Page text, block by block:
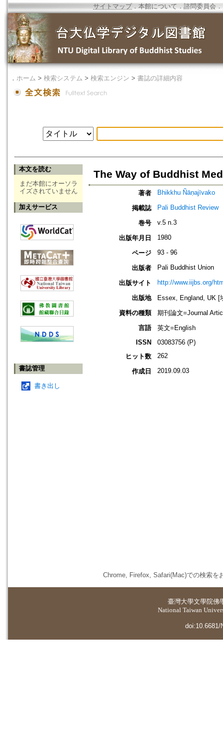
サイトマップ．本館について ． 諮問委員会 ．
． ホーム > 検索システム > 検索エンジン > 書誌の詳細内容
本文を読む
まだ本館にオーソラ
イズされていません
加えサービス
書誌管理
書き出し
The Way of Buddhist
著者 Bhikkhu Ñāṇajīvako
掲載誌 Pali Buddhist Review
巻号 v.5 n.3
出版年月日 1980
ページ 93 - 96
出版者 Pali Buddhist Union
出版サイト http://www.iijbs.org/
出版地
Essex, England, UK [
資料の種類
期刊論文=Journal
言語
英文=English
ISSN
03083756 (P)
ヒット数
262
作成日 2019.09.03
Chrome, Firefox, Safari(Mac)での検索を
臺灣大學文學院佛
National Taiwan
doi:10.6681/